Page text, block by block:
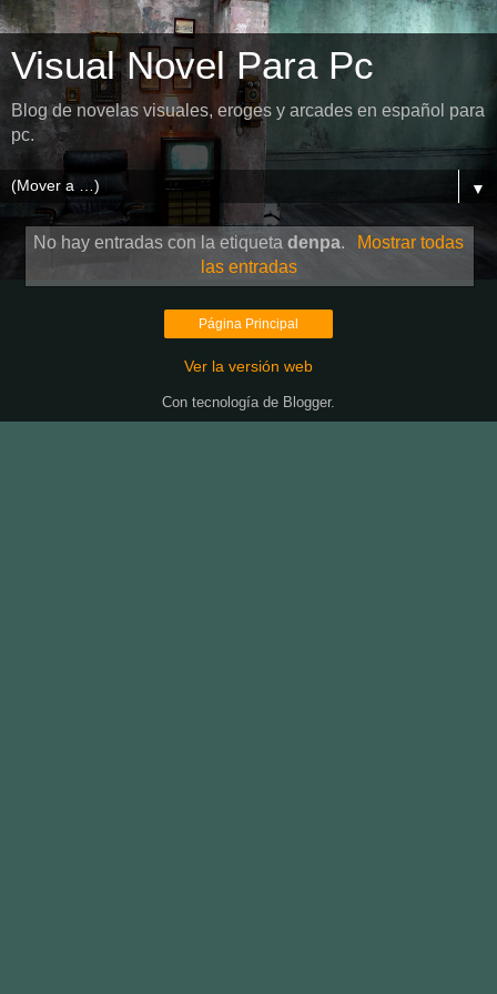
Visual Novel Para Pc
Blog de novelas visuales, eroges y arcades en español para
pc.
▼
No hay entradas con la etiquetadenpa.
Mostrar todas
las entradas
Página Principal
Ver la versión web
Con tecnología de Blogger.